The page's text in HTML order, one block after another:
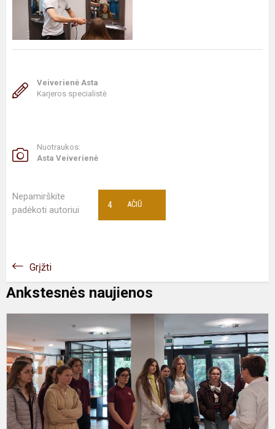
Veiverienė Asta
Karjeros specialistė
Nuotraukos:
Asta Veiverienė
Nepamirškite
padėkoti autoriui
AČIŪ
4
Grįžti
Ankstesnės naujienos